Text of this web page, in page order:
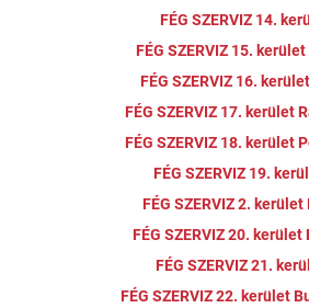
FÉG SZERVIZ 14.
FÉG SZERVIZ 15.
FÉG SZERVIZ 16.
FÉG SZERVIZ 17. kerület
FÉG SZERVIZ 18. kerület
FÉG SZERVIZ 19.
FÉG SZERVIZ 2.
FÉG SZERVIZ 20.
FÉG SZERVIZ 21.
FÉG SZERVIZ 22. kerület